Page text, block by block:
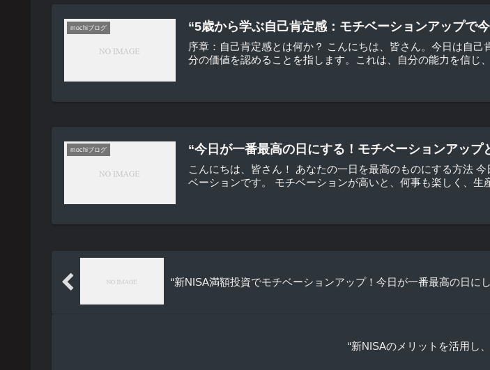
mochiブログ “5歳から学ぶ自己肯定感：モチベーションアップで
序章：自己肯定感とは何か？ こんにちは、皆さん。今日は自
分の価値を認めることを指します。これは、自分の能力を信じ
mochiブログ “今日が一番最高の日にする！モチベーションアッ
こんにちは、皆さん！ あなたの一日を最高のものにする方法
ベーションです。 モチベーションが高いと、何事も楽しく、
“新NISA満額投資でモチベーションアップ！今日が一番最高の日に
“新NISAのメリットを活用し